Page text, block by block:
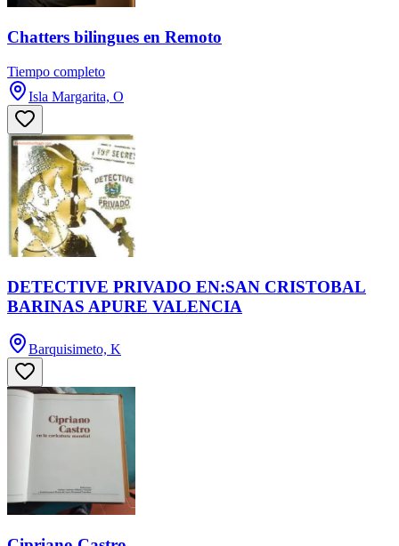
Chatters bilingues en Remoto
Tiempo completo
Isla Margarita, O
DETECTIVE PRIVADO EN:SAN CRISTOBAL
BARINAS APURE VALENCIA
Barquisimeto, K